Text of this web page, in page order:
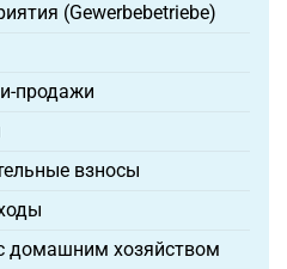
(Gewerbebetriebe)
продажи
взносы
домашним хозяйством